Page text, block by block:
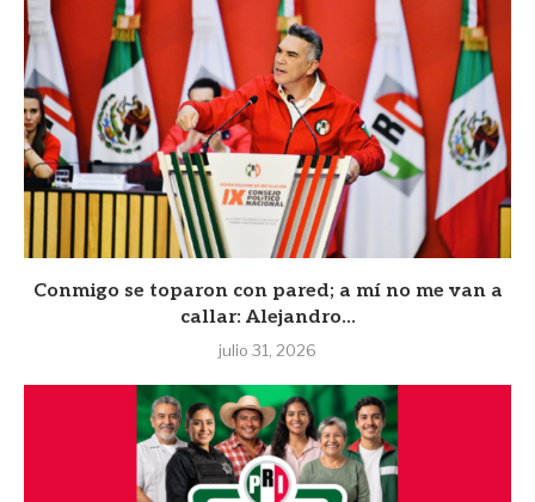
Conmigo se toparon con pared; a mí no me van a
callar: Alejandro...
julio 31, 2026